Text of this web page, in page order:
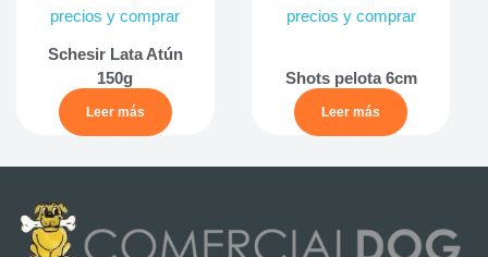
precios y comprar
Schesir Lata Atún
150g
Leer más
precios y comprar
Shots pelota 6cm
Leer más